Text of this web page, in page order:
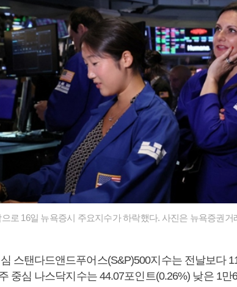
로 16일 뉴욕증시 주요지수가 하락했다. 사진은 뉴욕증권거
스탠다드앤드푸어스(S&P)500지수는 전날보다
중심 나스닥지수는 44.07포인트(0.26%) 낮은 1만